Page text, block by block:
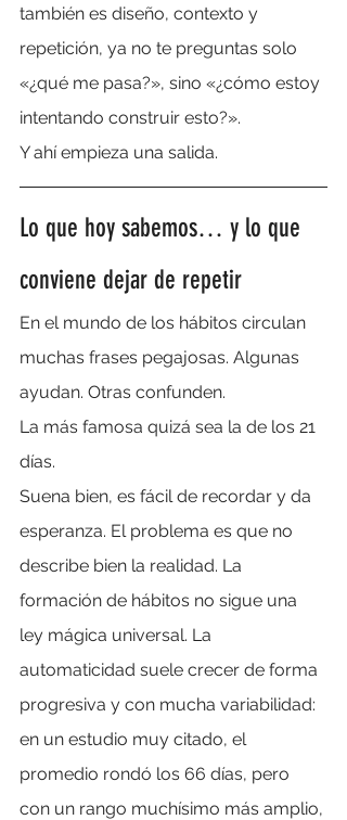
también es diseño, contexto y
repetición, ya no te preguntas solo
«¿qué me pasa?», sino «¿cómo estoy
intentando construir esto?».
Y ahí empieza una salida.
Lo que hoy sabemos… y lo que
conviene dejar de repetir
En el mundo de los hábitos circulan
muchas frases pegajosas. Algunas
ayudan. Otras confunden.
La más famosa quizá sea la de los 21
días.
Suena bien, es fácil de recordar y da
esperanza. El problema es que no
describe bien la realidad. La
formación de hábitos no sigue una
ley mágica universal. La
automaticidad suele crecer de forma
progresiva y con mucha variabilidad:
en un estudio muy citado, el
promedio rondó los 66 días, pero
con un rango muchísimo más amplio,